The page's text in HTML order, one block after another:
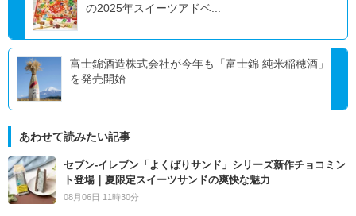
の2025年スイーツアドベ...
富士錦酒造株式会社が今年も「富士錦 純米稲穂酒」
を発売開始
あわせて読みたい記事
セブン‐イレブン「よくばりサンド」シリーズ新作チョコミン
ト登場｜夏限定スイーツサンドの爽快な魅力
08月06日 11時30分